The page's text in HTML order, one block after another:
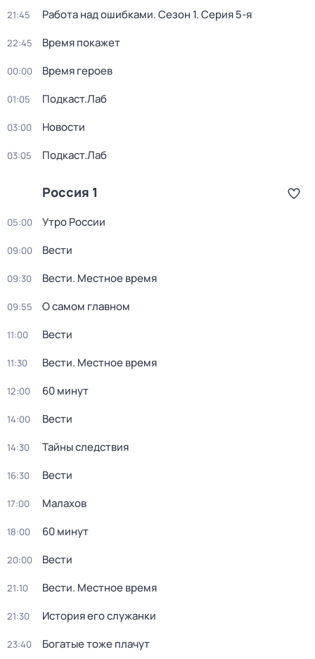
21:45 Работа над ошибками. Сезон 1. Серия 5-я
22:45 Время покажет
00:00 Время героев
01:05 Подкаст.Лаб
03:00 Новости
03:05 Подкаст.Лаб
Россия 1
05:00 Утро России
09:00 Вести
09:30 Вести. Местное время
09:55 О самом главном
11:00 Вести
11:30 Вести. Местное время
12:00 60 минут
14:00 Вести
14:30 Тайны следствия
16:30 Вести
17:00 Малахов
18:00 60 минут
20:00 Вести
21:10 Вести. Местное время
21:30 История его служанки
23:40 Богатые тоже плачут